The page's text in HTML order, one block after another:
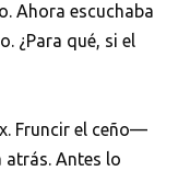
Ahora escuchaba
¿Para qué, si el
Fruncir el ceño—
atrás. Antes lo